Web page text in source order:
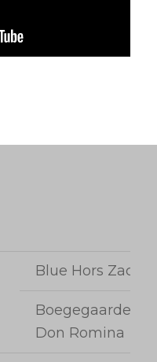
Blue Hors Zack
Boegegaardens
Don Romina